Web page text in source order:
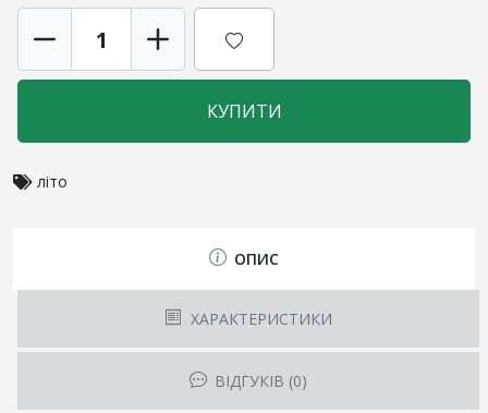
КУПИТИ
літо
ОПИС
ХАРАКТЕРИСТИКИ
ВІДГУКІВ (0)